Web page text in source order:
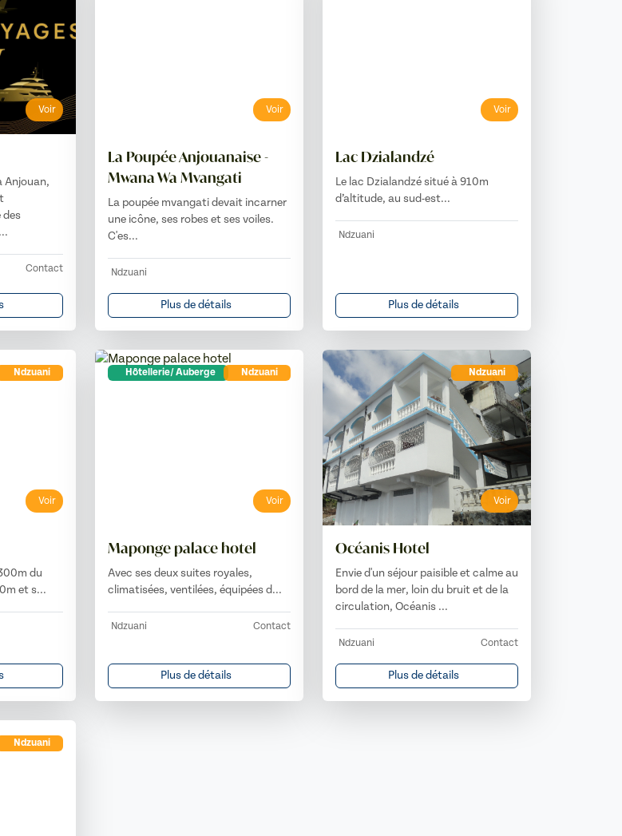
Voir
Anjouan,
des
Contact
Voir
La Poupée Anjouanaise -
Mwana Wa Mvangati
La poupée mvangati devait incarner
une icône, ses robes et ses voiles.
C'es...
Ndzuani
Plus de détails
Voir
Lac Dzialandzé
Le lac Dzialandzé situé à 910m
d’altitude, au sud-est...
Ndzuani
Plus de détails
Ndzuani
Voir
du
et s...
Hôtellerie/ Auberge Ndzuani
Voir
Maponge palace hotel
Avec ses deux suites royales,
climatisées, ventilées, équipées d...
Ndzuani Contact
Plus de détails
Ndzuani
Voir
Océanis Hotel
Envie d'un séjour paisible et calme au
bord de la mer, loin du bruit et de la
circulation, Océanis ...
Ndzuani Contact
Plus de détails
Ndzuani